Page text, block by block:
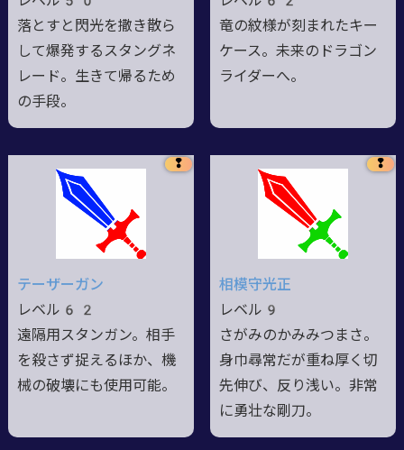
落とすと閃光を撒き散ら
して爆発するスタングネ
レード。生きて帰るため
の手段。
竜の紋様が刻まれたキー
ケース。未来のドラゴン
ライダーへ。
❢
テーザーガン
レベル62
遠隔用スタンガン。相手
を殺さず捉えるほか、機
械の破壊にも使用可能。
❢
相模守光正
レベル9
さがみのかみみつまさ。
身巾尋常だが重ね厚く切
先伸び、反り浅い。非常
に勇壮な剛刀。